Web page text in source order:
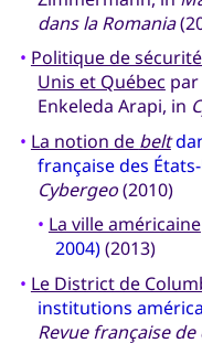
dans la Romania
• Politique de
Unis et Québec
Enkeleda Arapi, in
• La notion de belt
française des
Cybergeo(2010)
• La ville américaine
2004)(2013)
• Le District de
institutions
Revue française